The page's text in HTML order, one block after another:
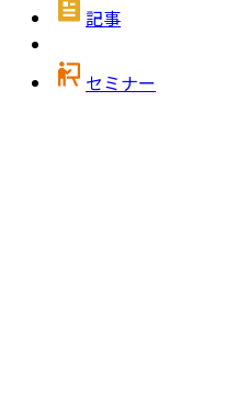
記事
セミナー